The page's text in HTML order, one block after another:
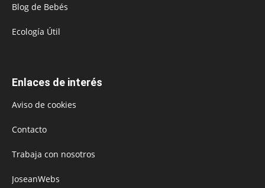
Blog de Bebés
Ecología Útil
Enlaces de interés
Aviso de cookies
Contacto
Trabaja con nosotros
JoseanWebs